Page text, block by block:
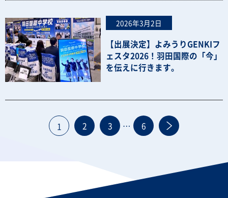
2026年3月2日
【出展決定】よみうりGENKIフ
ェスタ2026！羽田国際の「今」
を伝えに行きます。
1 2 3 … 6